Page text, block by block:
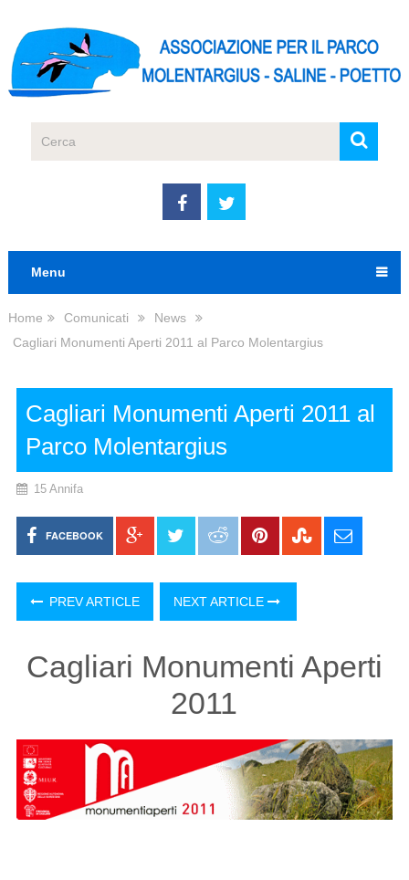
Menu
Home Comunicati
News
Cagliari Monumenti Aperti 2011 al Parco Molentargius
Cagliari Monumenti Aperti 2011 al
Parco Molentargius
15 Annifa
FACEBOOK
PREV ARTICLE NEXT ARTICLE
Cagliari Monumenti Aperti
2011